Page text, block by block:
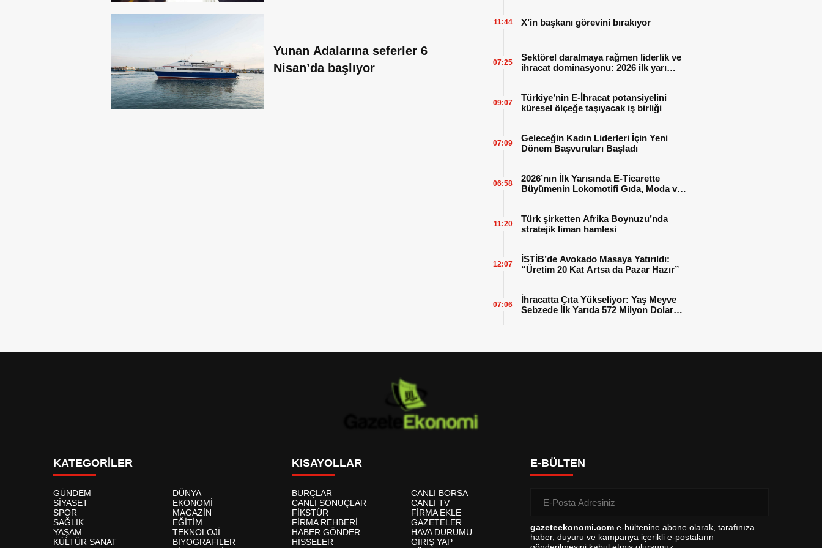
Yunan Adalarına seferler 6
Nisan’da başlıyor
X’in başkanı görevini bırakıyor
11:44
Sektörel daralmaya rağmen liderlik ve
ihracat dominasyonu: 2026 ilk yarı
07:25
Türkiye’nin E-İhracat potansiyelini
küresel ölçeğe taşıyacak iş birliği
09:07
Geleceğin Kadın Liderleri İçin Yeni
Dönem Başvuruları Başladı
07:09
2026’nın İlk Yarısında E-Ticarette
Büyümenin Lokomotifi Gıda, Moda ve
06:58
Türk şirketten Afrika Boynuzu’nda
stratejik liman hamlesi
11:20
İSTİB’de Avokado Masaya Yatırıldı:
“Üretim 20 Kat Artsa da Pazar Hazır”
12:07
İhracatta Çıta Yükseliyor: Yaş Meyve
Sebzede İlk Yarıda 572 Milyon Dolar
07:06
KATEGORİLER
GÜNDEM
DÜNYA
SİYASET
EKONOMİ
SPOR
MAGAZİN
SAĞLIK
EĞİTİM
YAŞAM
TEKNOLOJİ
KÜLTÜR SANAT
BİYOGRAFİLER
KISAYOLLAR
BURÇLAR
CANLI BORSA
CANLI SONUÇLAR
CANLI TV
FİKSTÜR
FİRMA EKLE
FİRMA REHBERİ
GAZETELER
HABER GÖNDER
HAVA DURUMU
HİSSELER
GİRİŞ YAP
E-BÜLTEN
gazeteekonomi.com e-bültenine abone olarak, tarafınıza
haber, duyuru ve kampanya içerikli e-postaların